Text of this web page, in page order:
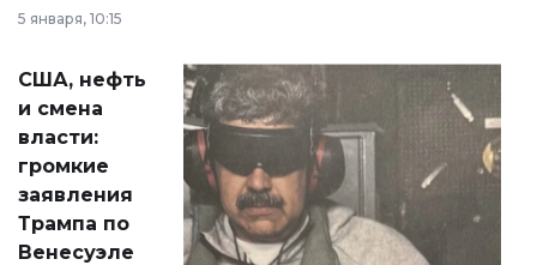
сразу несколько
актуальных тем —
от слухов о
политических
реформах до
вопросов армии,
экономики и
личного здоровья.
5 января, 10:15
США, нефть
и смена
власти:
громкие
заявления
Трампа по
Венесуэле